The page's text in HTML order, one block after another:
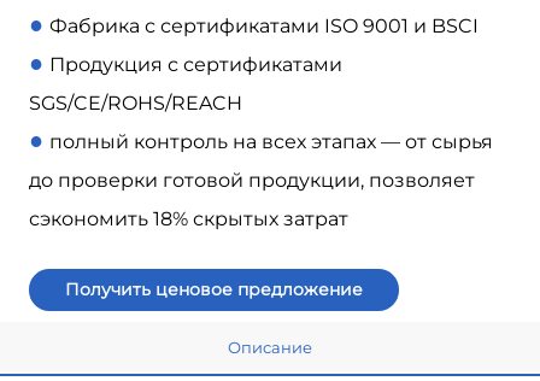
● Фабрика с сертификатами ISO 9001 и BSCI
● Продукция с сертификатами
SGS/CE/ROHS/REACH
● полный контроль на всех этапах — от сырья
до проверки готовой продукции, позволяет
сэкономить 18% скрытых затрат
Получить ценовое предложение
Описание